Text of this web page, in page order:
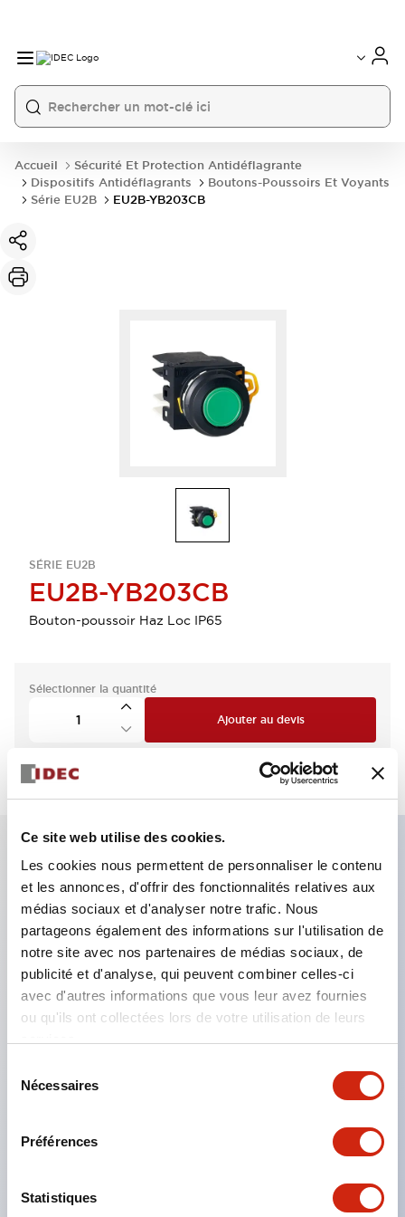
Ce site web utilise des cookies.
Les cookies nous permettent de personnaliser le contenu
et les annonces, d'offrir des fonctionnalités relatives aux
médias sociaux et d'analyser notre trafic. Nous
partageons également des informations sur l'utilisation de
notre site avec nos partenaires de médias sociaux, de
publicité et d'analyse, qui peuvent combiner celles-ci
avec d'autres informations que vous leur avez fournies
ou qu'ils ont collectées lors de votre utilisation de leurs
Nécessaires
Préférences
Statistiques
Accueil
Sécurité Et Protection Antidéflagrante
Dispositifs Antidéflagrants
Boutons-Poussoirs Et Voyants
Série EU2B
EU2B-YB203CB
SÉRIE EU2B
EU2B-YB203CB
Bouton-poussoir Haz Loc IP65
Sélectionner la quantité
Ajouter au devis
Caractéristiques clés
Applicable dans les atmosphères potentiellement
explosives
Classé Classe I, Zone 1
Homologations mondiales (UL, ATEX, CE)
Interrupteurs sélecteurs disponibles avec levier ou
Bornes à vis sécurisées contre les contacts